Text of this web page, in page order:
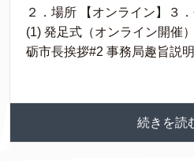
２．場所 【オンライン】３
(1) 発足式（オンライン開催
砺市長挨拶#2 事務局趣旨
続きを読